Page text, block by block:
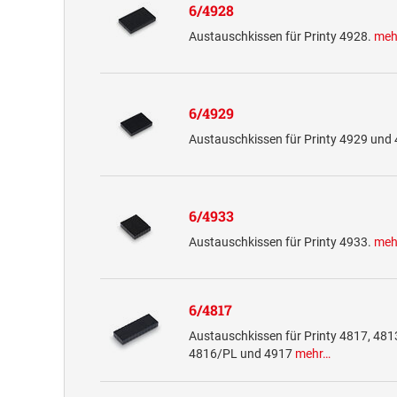
6/4928
Austauschkissen für Printy 4928.
6/4929
Austauschkissen für Printy 4929 und
6/4933
Austauschkissen für Printy 4933.
6/4817
Austauschkissen für Printy 4817,
4816/PL und 4917 mehr…